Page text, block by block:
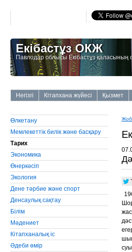
Екібастұз ОКЖ
Павлодар облысы Екібастұз қаласының
Негізгі Кітапхана жүйесі Қызмет
Өлкетану
Мемлекеттiк билiк және басқару
Тарих
Экономика
Өнеркәсiп
Экология
Дене тәрбие және спорт
Денсаулық сақтау
Бiлiм
Мәдениет
Кiтапханалық iс
Әдеби өмiр